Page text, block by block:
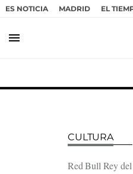
ES NOTICIA MADRID EL
menu
CULTURA
Red Bull Rey